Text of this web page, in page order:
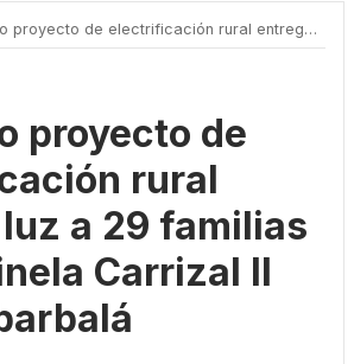
de electrificación rural entrega luz a 29 familias de Centinela Carrizal II en Combarbalá
proyecto de
rural
a 29 familias
Carrizal II